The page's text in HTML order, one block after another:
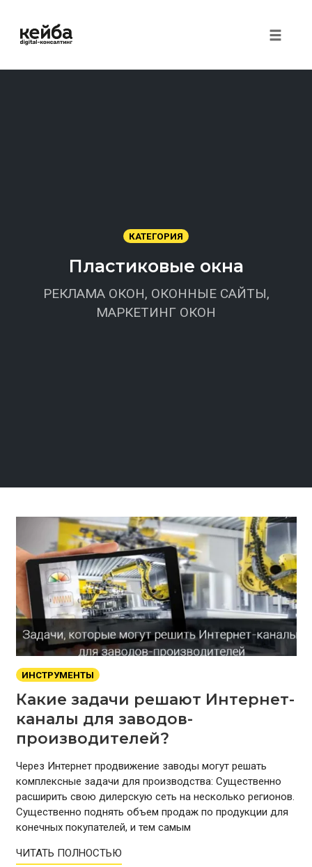
КАТЕГОРИЯ
Пластиковые окна
РЕКЛАМА ОКОН, ОКОННЫЕ САЙТЫ,
МАРКЕТИНГ ОКОН
ИНСТРУМЕНТЫ
Какие задачи решают Интернет-
каналы для заводов-
производителей?
Через Интернет продвижение заводы могут решать
комплексные задачи для производства: Существенно
расширить свою дилерскую сеть на несколько регионов.
Существенно поднять объем продаж по продукции для
конечных покупателей, и тем самым
ЧИТАТЬ ПОЛНОСТЬЮ